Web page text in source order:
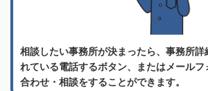
相談したい事務所が決まったら、事務所詳
れている電話するボタン、またはメールフ
合わせ・相談をすることができます。